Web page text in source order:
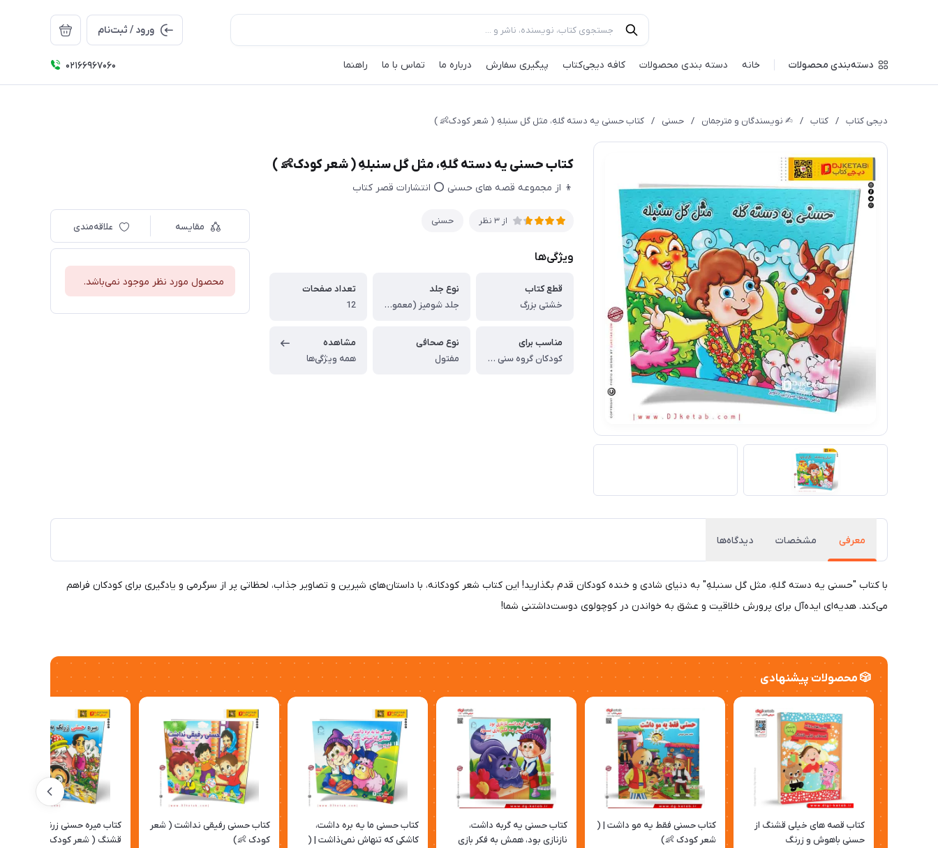
ورود / ثبت‌نام
دسته‌بندی محصولات خانه دسته بندی محصولات کافه‌ دیجی‌کتاب پیگیری سفارش درباره ما تماس با ما راهنما ۰۲۱66967060
دیجی کتاب / کتاب / ✍︎ نویسندگان و مترجمان / حسنی / کتاب حسنی یه دسته گلهِ، مثل گل سنبلهِ ( شعر کودک👶 )
کتاب حسنی یه دسته گلهِ، مثل گل سنبلهِ ( شعر کودک👶 )
👦 از مجموعه قصه های حسنی ⭕ انتشارات قصر کتاب
از3 نظر حسنی
ویژگی‌ها
قطع کتاب
خشتی بزرگ
نوع جلد
جلد شومیز (معمولی)
تعداد صفحات
12
مناسب برای
کودکان گروه سنی الف
نوع صحافی
مفتول
مشاهده
همه ویژگی‌ها
مقایسه علاقه‌مندی
محصول مورد نظر موجود نمی‌باشد.
معرفی مشخصات دیدگاه‌ها
با کتاب "حسنی یه دسته گلهِ، مثل گل سنبلهِ" به دنیای شادی و خنده کودکان قدم بگذارید! این کتاب شعر کودکانه، با داستان‌های شیرین و تصاویر جذاب، لحظاتی پر از سرگرمی و یادگیری برای کودکان فراهم
می‌کند. هدیه‌ای ایده‌آل برای پرورش خلاقیت و عشق به خواندن در کوچولوی دوست‌داشتنی شما!
🎲 محصولات پیشنهادی
کتاب قصه های خیلی قشنگ از
حسنی باهوش و زرنگ
کتاب حسنی فقط یه مو داشت | (
شعر کودک 👶)
کتاب حسنی یه گربه داشت،
نازنازی بود، همش به فکر بازی
کتاب حسنی ما یه بره داشت،
کاشکی که تنهاش نمی‌ذاشت | (
کتاب حسنی رفیقی نداشت ( شعر
کودک 👶)
کتاب میره حسنی زرنگ به اردبیل
قشنگ ( شعر کودک 👶 )